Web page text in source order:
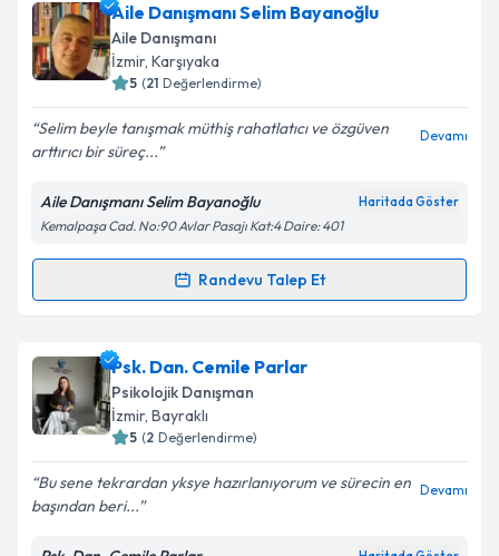
randevu almanız için bir takvim hazırlandığında e-
posta ile bilgilendireceğiz.
E-posta Adresiniz
Metni 'ni okudum ve kişisel verilerimin belirtilen
kapsamda işlenmesini kabul ediyorum.
Takvim Talebini Gönder
Aile Danışmanı Selim Bayanoğlu
Aile Danışmanı
İzmir, Karşıyaka
5 (21 Değerlendirme)
Selim beyle tanışmak müthiş rahatlatıcı ve özgüven
arttırıcı bir süreç...
Devamı
Aile Danışmanı Selim Bayanoğlu Haritada Göster
Kemalpaşa Cad. No:90 Avlar Pasajı Kat:4 Daire: 401
Randevu Talep Et
Randevu Takvimi Talebi
Aile Danışmanı Selim Bayanoğlu
takvimi talebi oluşturun. Size bu uzmandan randevu
almanız için bir takvim hazırlandığında e-posta ile
bilgilendireceğiz.
E-posta Adresiniz
Psk. Dan. Cemile Parlar
Psikolojik Danışman
İzmir, Bayraklı
5 (2 Değerlendirme)
Bu sene tekrardan yksye hazırlanıyorum ve sürecin en
başından beri...
Devamı